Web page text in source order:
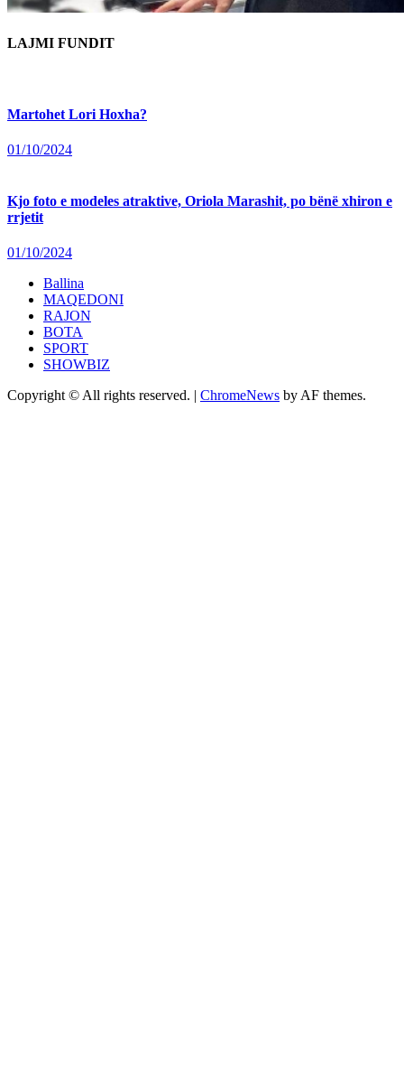
LAJMI FUNDIT
Martohet Lori Hoxha?
01/10/2024
Kjo foto e modeles atraktive, Oriola Marashit, po bënë xhiron e
rrjetit
01/10/2024
Ballina
MAQEDONI
RAJON
BOTA
SPORT
SHOWBIZ
Copyright © All rights reserved.
ChromeNews by AF themes.